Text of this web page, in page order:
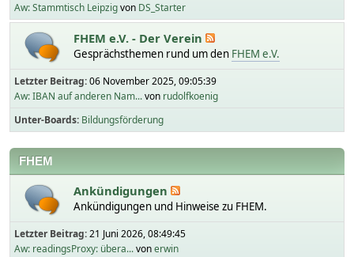
Aw: Stammtisch Leipzigvon DS_Starter
FHEM e.V. - Der Verein
Gesprächsthemen rund um den FHEM e.V.
Letzter Beitrag:06 November 2025, 09:05:39
Aw: IBAN auf anderen Nam...von rudolfkoenig
Unter-Boards Bildungsförderung
FHEM
Ankündigungen
Ankündigungen und Hinweise zu FHEM.
Letzter Beitrag:21 Juni 2026, 08:49:45
Aw: readingsProxy: übera...vonerwin